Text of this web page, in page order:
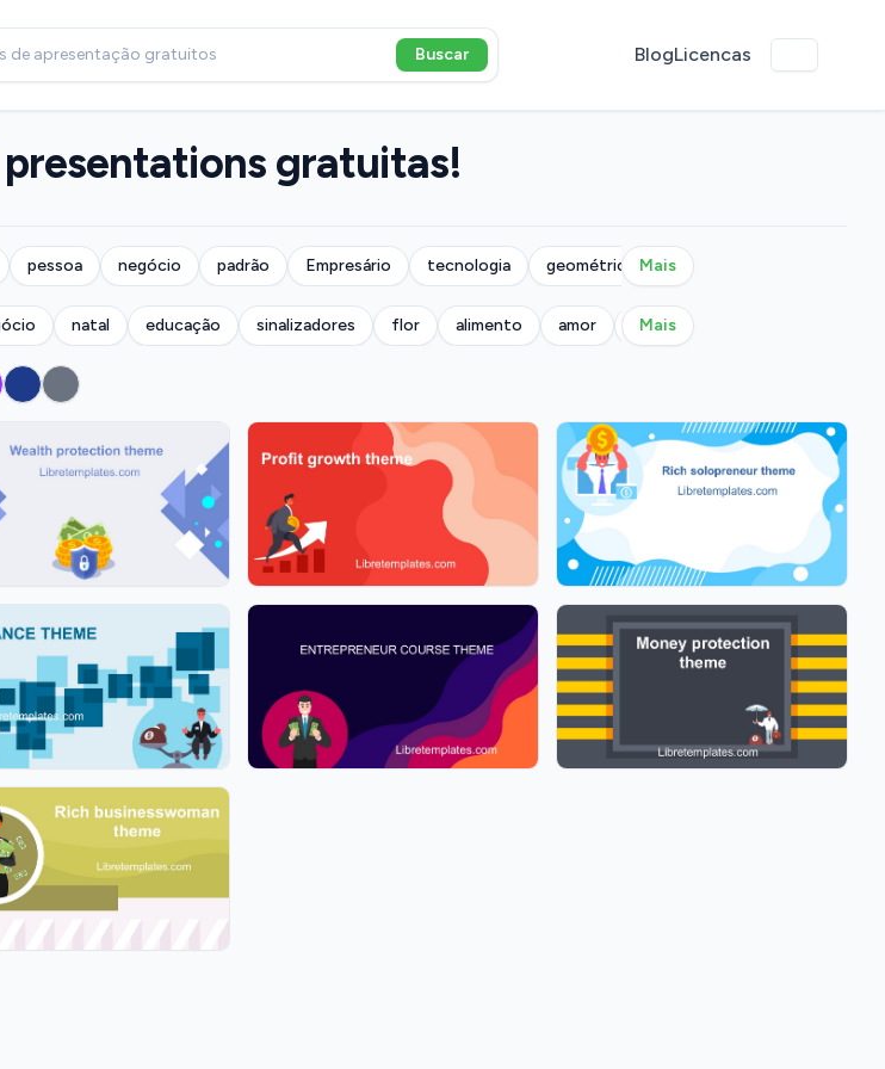
Buscar
BlogLicencas
presentations gratuitas!
pessoa negócio padrão Empresário tecnologia geométrico Mais
natal educação sinalizadores flor alimento amor militar
Mais